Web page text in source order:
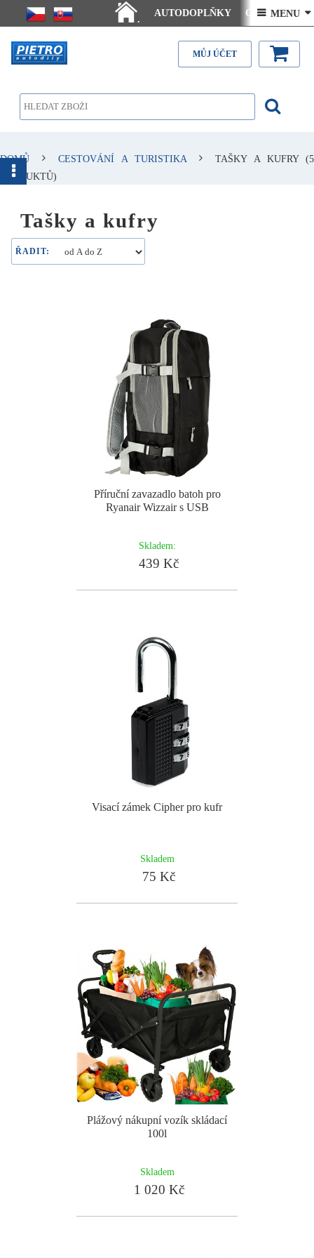
.
AUTODOPLŇKY Ceny doručení
Články - návody Kontakt
 MENU 
MŮJ ÚČET
DOMŮ CESTOVÁNÍ A TURISTIKA TAŠKY A KUFRY(5
PRODUKTŮ)
Tašky a kufry
ŘADIT:
Příruční zavazadlo batoh pro
Ryanair Wizzair s USB
Skladem:
439 Kč
Visací zámek Cipher pro kufr
Skladem
75 Kč
Plážový nákupní vozík skládací
100l
Skladem
1 020 Kč